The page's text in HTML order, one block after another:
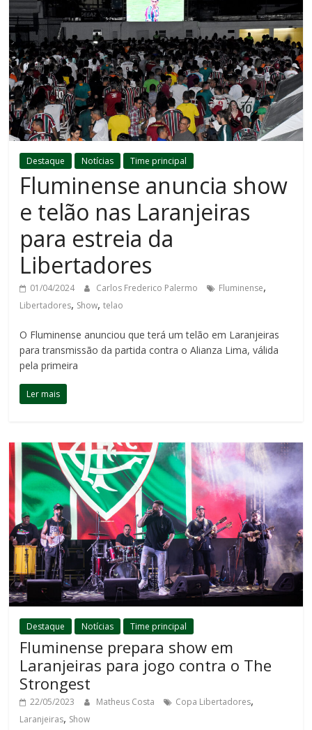
Destaque Notícias Time principal
Fluminense anuncia show
e telão nas Laranjeiras
para estreia da
Libertadores
01/04/2024 Carlos Frederico Palermo Fluminense,
Libertadores, Show,telao
O Fluminense anunciou que terá um telão em Laranjeiras
para transmissão da partida contra o Alianza Lima, válida
pela primeira
Ler mais
Destaque Notícias Time principal
Fluminense prepara show em
Laranjeiras para jogo contra o The
Strongest
22/05/2023 Matheus Costa Copa Libertadores,
Laranjeiras, Show